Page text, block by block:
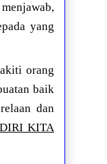
yang
orang
baik
dan
KITA